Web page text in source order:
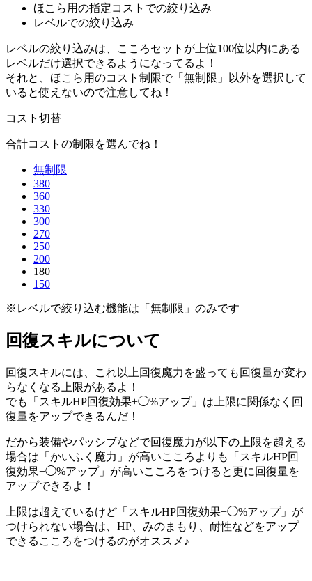
ほこら用の指定コストでの絞り込み
レベルでの絞り込み
レベルの絞り込みは、こころセットが上位100位以内にある
レベルだけ選択できるようになってるよ！
それと、ほこら用のコスト制限で「無制限」以外を選択して
いると使えないので注意してね！
コスト切替
合計コストの制限を選んでね！
無制限
380
360
330
300
270
250
200
180
150
※レベルで絞り込む機能は「無制限」のみです
回復スキルについて
回復スキルには、これ以上回復魔力を盛っても回復量が変わ
らなくなる上限があるよ！
でも「スキルHP回復効果+◯%アップ」は上限に関係なく回
復量をアップできるんだ！
だから装備やパッシブなどで回復魔力が以下の上限を超える
場合は「かいふく魔力」が高いこころよりも「スキルHP回
復効果+◯%アップ」が高いこころをつけると更に回復量を
アップできるよ！
上限は超えているけど「スキルHP回復効果+◯%アップ」が
つけられない場合は、HP、みのまもり、耐性などをアップ
できるこころをつけるのがオススメ♪